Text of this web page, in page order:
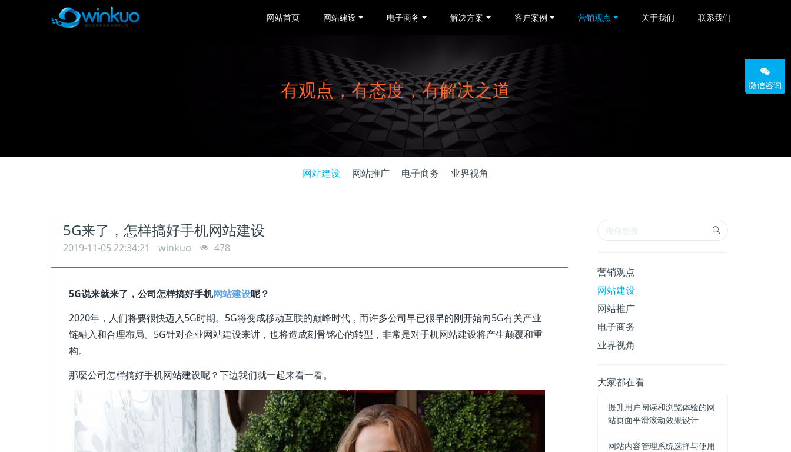
网站首页 网站建设 电子商务 解决方案 客户案例 营销观点 关于我们 联系我们
有观点，有态度，有解决之道
网站建设 网站推广 电子商务 业界视角
5G来了，怎样搞好手机网站建设
2019-11-05 22:34:21 winkuo 478
5G说来就来了，公司怎样搞好手机网站建设呢？
2020年，人们将要很快迈入5G时期。5G将变成移动互联的巅峰时代，而许多公司早已很早的刚开始向5G有关产业
链融入和合理布局。5G针对企业网站建设来讲，也将造成刻骨铭心的转型，非常是对手机网站建设将产生颠覆和重
构。
那麼公司怎样搞好手机网站建设呢？下边我们就一起来看一看。
营销观点
网站建设
网站推广
电子商务
业界视角
大家都在看
提升用户阅读和浏览体验的网
站页面平滑滚动效果设计
网站内容管理系统选择与使用
微信咨询